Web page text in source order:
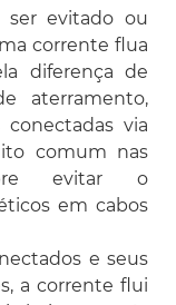
ser evitado ou
corrente flua
diferença de
aterramento,
via
comum nas
evitar o
em cabos
e seus
a corrente flui